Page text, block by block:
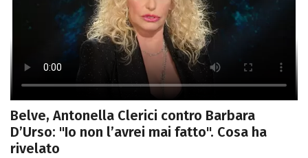
Belve, Antonella Clerici contro Barbara
D’Urso: "Io non l’avrei mai fatto". Cosa ha
rivelato